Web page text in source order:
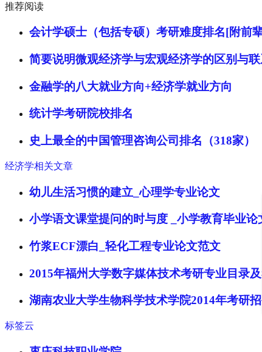
推荐阅读
会计学硕士（包括专硕）考研难度排名[附前
简要说明微观经济学与宏观经济学的区别与
金融学的八大就业方向+经济学就业方向
统计学考研院校排名
史上最全的中国管理咨询公司排名（318家）
经济学相关文章
幼儿生活习惯的建立_心理学专业论文
小学语文课堂提问的时与度 _小学教育毕业论
竹浆ECF漂白_轻化工程专业论文范文
2015年福州大学数字媒体技术考研专业目录
湖南农业大学生物科学技术学院2014年考研
标签云